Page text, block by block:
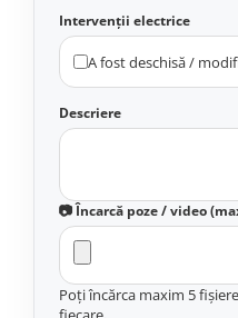
Manete de frână
Consumabile & Unelte
Conectori
Organizatoare cabluri
Unelte & truse
Rulouri de nichel
Tuburi termocontractabile
Șuruburi / kituri prindere
Publicitate & elemente expo
Intervenții electrice
A fost deschisă /
Descriere
📷 Încarcă poze / video
Poți încărca maxim 5